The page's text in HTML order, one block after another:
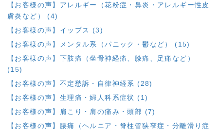
【お客様の声】アレルギー（花粉症・鼻炎・アレルギー性皮
膚炎など） (4)
【お客様の声】イップス (3)
【お客様の声】メンタル系（パニック・鬱など） (15)
【お客様の声】下肢痛（坐骨神経痛、膝痛、足痛など）
(15)
【お客様の声】不定愁訴・自律神経系 (28)
【お客様の声】生理痛・婦人科系症状 (1)
【お客様の声】肩こり・肩の痛み・頭部 (7)
【お客様の声】腰痛（ヘルニア・脊柱管狭窄症・分離滑り症